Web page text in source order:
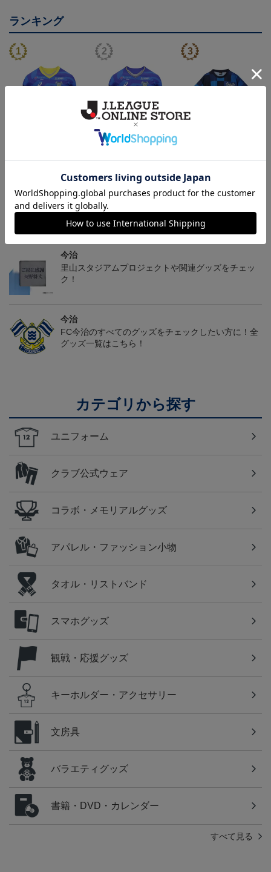
ランキング
ーム(FP1st)
ユニフォーム(FP1st)
会員特典
26SP）
会員特典
今治
里山スタジアムプロジェクトや関連グッズをチェッ
ク！
今治
FC今治のすべてのグッズをチェックしたい方に！全
グッズ一覧はこちら！
カテゴリから探す
ユニフォーム
クラブ公式ウェア
コラボ・メモリアルグッズ
アパレル・ファッション小物
タオル・リストバンド
スマホグッズ
観戦・応援グッズ
キーホルダー・アクセサリー
文房具
バラエティグッズ
書籍・DVD・カレンダー
すべて見る